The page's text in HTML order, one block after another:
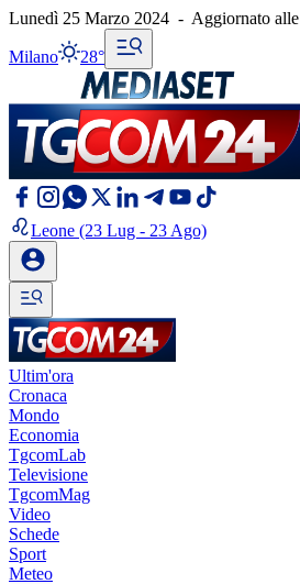
Lunedì 25 Marzo 2024 - Aggiornato alle
Milano 28°
Leone (23 Lug - 23 Ago)
Ultim'ora
Cronaca
Mondo
Economia
TgcomLab
Televisione
TgcomMag
Video
Schede
Sport
Meteo